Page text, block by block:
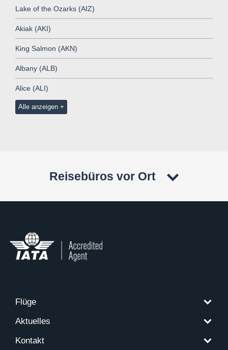
Lake of the Ozarks (AIZ)
Akiak (AKI)
King Salmon (AKN)
Albany (ALB)
Alice (ALI)
Alle anzeigen
Reisebüros vor Ort
Flüge
Aktuelles
Kontakt